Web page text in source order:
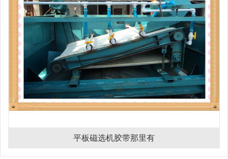
平板磁选机胶带那里有